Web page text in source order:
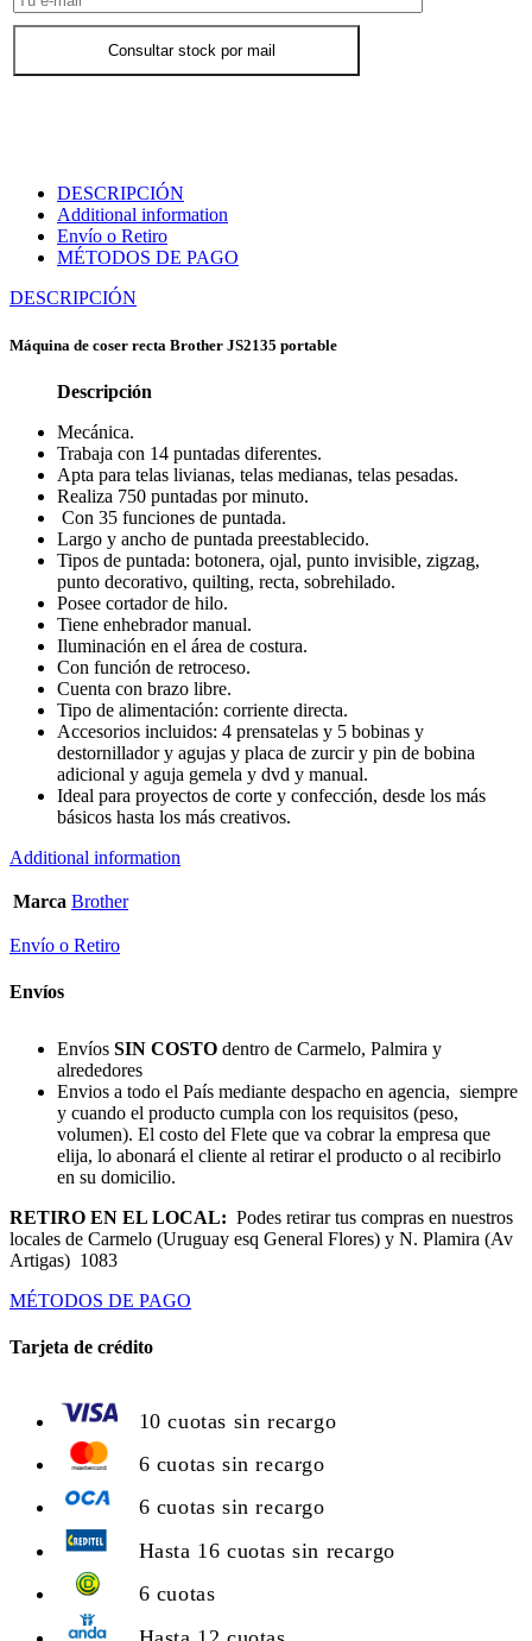
Consultar stock por mail
DESCRIPCIÓN
Additional information
Envío o Retiro
MÉTODOS DE PAGO
DESCRIPCIÓN
Máquina de coser recta Brother JS2135 portable
Descripción
Mecánica.
Trabaja con 14 puntadas diferentes.
Apta para telas livianas, telas medianas, telas pesadas.
Realiza 750 puntadas por minuto.
Con 35 funciones de puntada.
Largo y ancho de puntada preestablecido.
Tipos de puntada: botonera, ojal, punto invisible, zigzag,
punto decorativo, quilting, recta, sobrehilado.
Posee cortador de hilo.
Tiene enhebrador manual.
Iluminación en el área de costura.
Con función de retroceso.
Cuenta con brazo libre.
Tipo de alimentación: corriente directa.
Accesorios incluidos: 4 prensatelas y 5 bobinas y
destornillador y agujas y placa de zurcir y pin de bobina
adicional y aguja gemela y dvd y manual.
Ideal para proyectos de corte y confección, desde los más
básicos hasta los más creativos.
Additional information
Marca Brother
Envío o Retiro
Envíos
Envíos SIN COSTO dentro de Carmelo, Palmira y
alrededores
Envios a todo el País mediante despacho en agencia, siempre
y cuando el producto cumpla con los requisitos (peso,
volumen). El costo del Flete que va cobrar la empresa que
elija, lo abonará el cliente al retirar el producto o al recibirlo
en su domicilio.
RETIRO EN EL LOCAL: Podes retirar tus compras en nuestros
locales de Carmelo (Uruguay esq General Flores) y N. Plamira (Av
Artigas) 1083
MÉTODOS DE PAGO
Tarjeta de crédito
10 cuotas sin recargo
6 cuotas sin recargo
6 cuotas sin recargo
Hasta 16 cuotas sin recargo
6 cuotas